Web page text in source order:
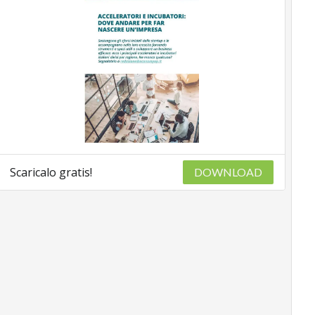
Scaricalo gratis! DOWNLOAD